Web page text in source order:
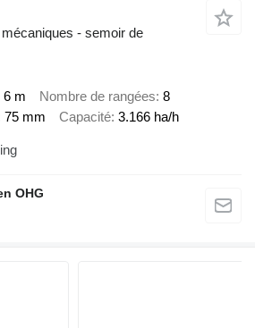
- semoir de
6 m Nombre de rangées 8
75 mm Capacité 3.166 ha/h
OHG